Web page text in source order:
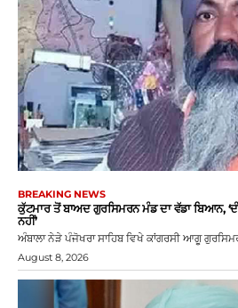
BREAKING NEWS
ਕੁੱਟਮਾਰ ਤੋਂ ਬਾਅਦ ਗੁਰਸਿਮਰਨ ਮੰਡ ਦਾ ਵੱਡਾ ਬਿਆਨ,
ਨਹੀਂ’
ਅੰਬਾਲਾ ਨੇੜੇ ਪੰਜੋਖਰਾ ਸਾਹਿਬ ਵਿਖੇ ਕਾਂਗਰਸੀ ਆਗੂ
August 8, 2026